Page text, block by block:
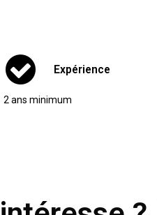
Expérience
2 ans minimum